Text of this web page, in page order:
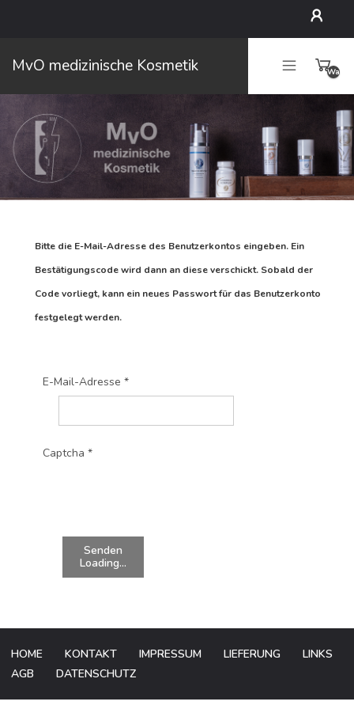
Konto
MvO medizinische Kosmetik
Bitte die E-Mail-Adresse des Benutzerkontos eingeben. Ein
Bestätigungscode wird dann an diese verschickt. Sobald der
Code vorliegt, kann ein neues Passwort für das Benutzerkonto
festgelegt werden.
E-Mail-Adresse *
Captcha *
Senden
Loading...
HOME KONTAKT IMPRESSUM LIEFERUNG
LINKS
AGB
DATENSCHUTZ